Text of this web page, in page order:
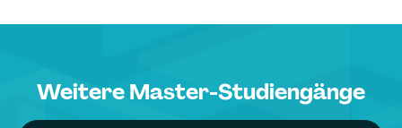
Weitere Master-Studiengänge